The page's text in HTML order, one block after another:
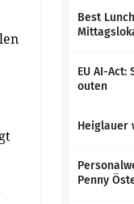
Best
EU AI-
outen
Heiglauer
Penny